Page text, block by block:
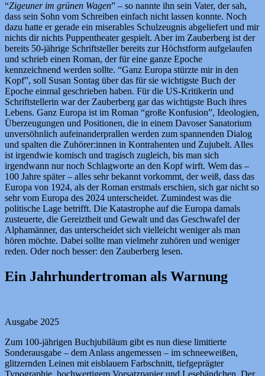
“Zigeuner im grünen Wagen” – so nannte ihn sein Vater, der sah,
dass sein Sohn vom Schreiben einfach nicht lassen konnte. Noch
dazu hatte er gerade ein miserables Schulzeugnis abgeliefert und mir
nichts dir nichts Puppentheater gespielt. Aber im Zauberberg ist der
bereits 50-jährige Schriftsteller bereits zur Höchstform aufgelaufen
und schrieb einen Roman, der für eine ganze Epoche
kennzeichnend werden sollte. “Ganz Europa stürzte mir in den
Kopf”, soll Susan Sontag über das für sie wichtigste Buch der
Epoche einmal geschrieben haben. Für die US-Kritikerin und
Schriftstellerin war der Zauberberg gar das wichtigste Buch ihres
Lebens. Ganz Europa ist im Roman “große Konfusion”, Ideologien,
Überzeugungen und Positionen, die in einem Davoser Sanatorium
unversöhnlich aufeinanderprallen werden zum spannenden Dialog
und spalten die Zuhörer:innen in Kontrahenten und Zujubelt. Alles
ist irgendwie komisch und tragisch zugleich, bis man sich
irgendwann nur noch Schlagworte an den Kopf wirft. Wem das –
100 Jahre später – alles sehr bekannt vorkommt, der weiß, dass das
Europa von 1924, als der Roman erstmals erschien, sich gar nicht so
sehr vom Europa des 2024 unterscheidet. Zumindest was die
politische Lage betrifft. Die Katastrophe auf die Europa damals
zusteuerte, die Gereiztheit und Gewalt und das Geschwafel der
Alphamänner, das unterscheidet sich vielleicht weniger als man
hören möchte. Dabei sollte man vielmehr zuhören und weniger
reden. Oder noch besser: den Zauberberg lesen.
Ein Jahrhundertroman als Warnung
Ausgabe 2025
Zum 100-jährigen Buchjubiläum gibt es nun diese limitierte
Sonderausgabe – dem Anlass angemessen – im schneeweißen,
glitzernden Leinen mit eisblauem Farbschnitt, tiefgeprägter